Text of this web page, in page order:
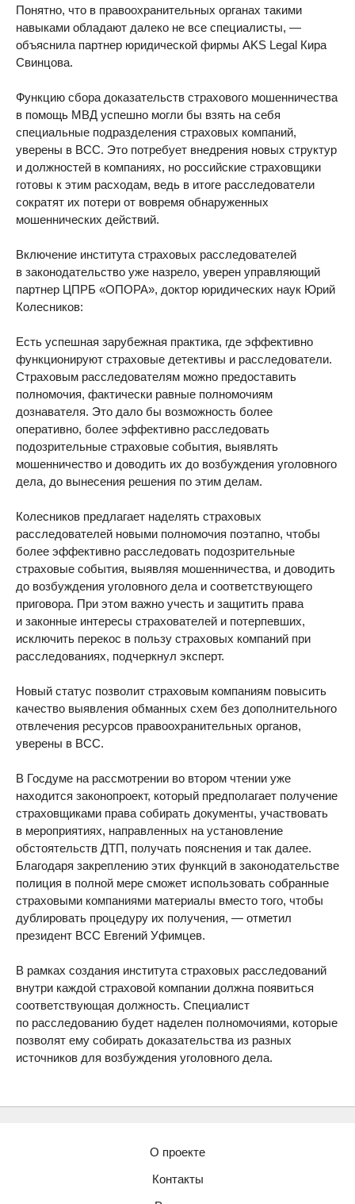
Понятно, что в правоохранительных органах такими
навыками обладают далеко не все специалисты, —
объяснила партнер юридической фирмы AKS Legal Кира
Свинцова.
Функцию сбора доказательств страхового мошенничества
в помощь МВД успешно могли бы взять на себя
специальные подразделения страховых компаний,
уверены в ВСС. Это потребует внедрения новых структур
и должностей в компаниях, но российские страховщики
готовы к этим расходам, ведь в итоге расследователи
сократят их потери от вовремя обнаруженных
мошеннических действий.
Включение института страховых расследователей
в законодательство уже назрело, уверен управляющий
партнер ЦПРБ «ОПОРА», доктор юридических наук Юрий
Колесников:
Есть успешная зарубежная практика, где эффективно
функционируют страховые детективы и расследователи.
Страховым расследователям можно предоставить
полномочия, фактически равные полномочиям
дознавателя. Это дало бы возможность более
оперативно, более эффективно расследовать
подозрительные страховые события, выявлять
мошенничество и доводить их до возбуждения уголовного
дела, до вынесения решения по этим делам.
Колесников предлагает наделять страховых
расследователей новыми полномочия поэтапно, чтобы
более эффективно расследовать подозрительные
страховые события, выявляя мошенничества, и доводить
до возбуждения уголовного дела и соответствующего
приговора. При этом важно учесть и защитить права
и законные интересы страхователей и потерпевших,
исключить перекос в пользу страховых компаний при
расследованиях, подчеркнул эксперт.
Новый статус позволит страховым компаниям повысить
качество выявления обманных схем без дополнительного
отвлечения ресурсов правоохранительных органов,
уверены в ВСС.
В Госдуме на рассмотрении во втором чтении уже
находится законопроект, который предполагает получение
страховщиками права собирать документы, участвовать
в мероприятиях, направленных на установление
обстоятельств ДТП, получать пояснения и так далее.
Благодаря закреплению этих функций в законодательстве
полиция в полной мере сможет использовать собранные
страховыми компаниями материалы вместо того, чтобы
дублировать процедуру их получения, — отметил
президент ВСС Евгений Уфимцев.
В рамках создания института страховых расследований
внутри каждой страховой компании должна появиться
соответствующая должность. Специалист
по расследованию будет наделен полномочиями, которые
позволят ему собирать доказательства из разных
источников для возбуждения уголовного дела.
О проекте
Контакты